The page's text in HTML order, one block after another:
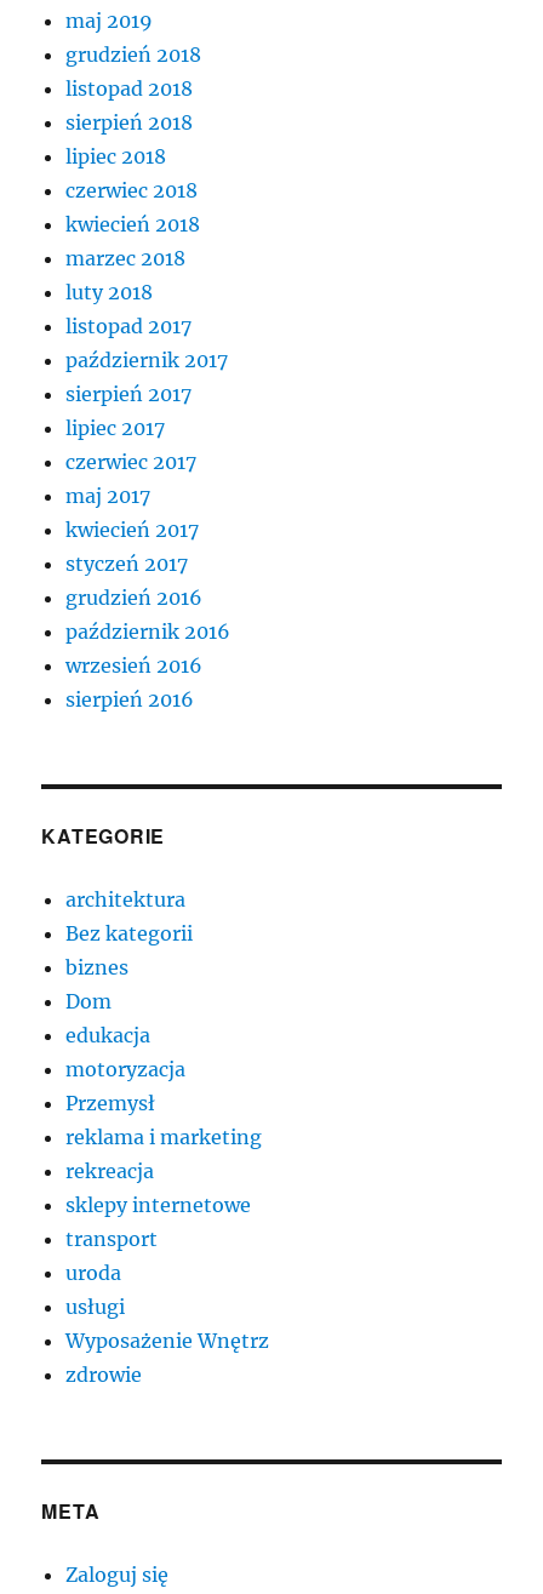
maj 2019
grudzień 2018
listopad 2018
sierpień 2018
lipiec 2018
czerwiec 2018
kwiecień 2018
marzec 2018
luty 2018
listopad 2017
październik 2017
sierpień 2017
lipiec 2017
czerwiec 2017
maj 2017
kwiecień 2017
styczeń 2017
grudzień 2016
październik 2016
wrzesień 2016
sierpień 2016
KATEGORIE
architektura
Bez kategorii
biznes
Dom
edukacja
motoryzacja
Przemysł
reklama i marketing
rekreacja
sklepy internetowe
transport
uroda
usługi
Wyposażenie Wnętrz
zdrowie
META
Zaloguj się